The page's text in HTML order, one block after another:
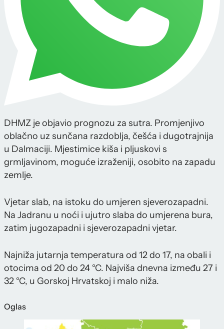
DHMZ je objavio prognozu za sutra. Promjenjivo
oblačno uz sunčana razdoblja, češća i dugotrajnija
u Dalmaciji. Mjestimice kiša i pljuskovi s
grmljavinom, moguće izraženiji, osobito na zapadu
zemlje.
Vjetar slab, na istoku do umjeren sjeverozapadni.
Na Jadranu u noći i ujutro slaba do umjerena bura,
zatim jugozapadni i sjeverozapadni vjetar.
Najniža jutarnja temperatura od 12 do 17, na obali i
otocima od 20 do 24 °C. Najviša dnevna između 27 i
32 °C, u Gorskoj Hrvatskoj i malo niža.
Oglas